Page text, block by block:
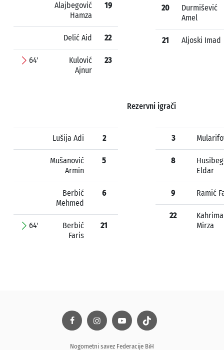
Alajbegović
Hamza
19
Delić Aid 22
64'
Kulović
Ajnur
23
20
Durmišević
Amel
21 Aljoski Imad
Rezervni igrači
Lušija Adi 2
Mušanović
Armin
5
Berbić
Mehmed
6
64'
Berbić
Faris
21
3
8
Eldar
9 Ramić
22
Mirza
Nogometni savez Federacije BiH